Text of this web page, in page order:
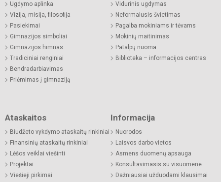
Ugdymo aplinka
Vizija, misija, filosofija
Pasiekimai
Gimnazijos simboliai
Gimnazijos himnas
Tradiciniai renginiai
Bendradarbiavimas
Priėmimas į gimnaziją
Vidurinis ugdymas
Neformalusis švietimas
Pagalba mokiniams ir tėvams
Mokinių maitinimas
Patalpų nuoma
Biblioteka – informacijos centras
Ataskaitos
Biudžeto vykdymo ataskaitų rinkiniai
Finansinių ataskaitų rinkiniai
Lėšos veiklai viešinti
Projektai
Viešieji pirkimai
Informacija
Nuorodos
Laisvos darbo vietos
Asmens duomenų apsauga
Konsultavimasis su visuomene
Dažniausiai užduodami klausimai